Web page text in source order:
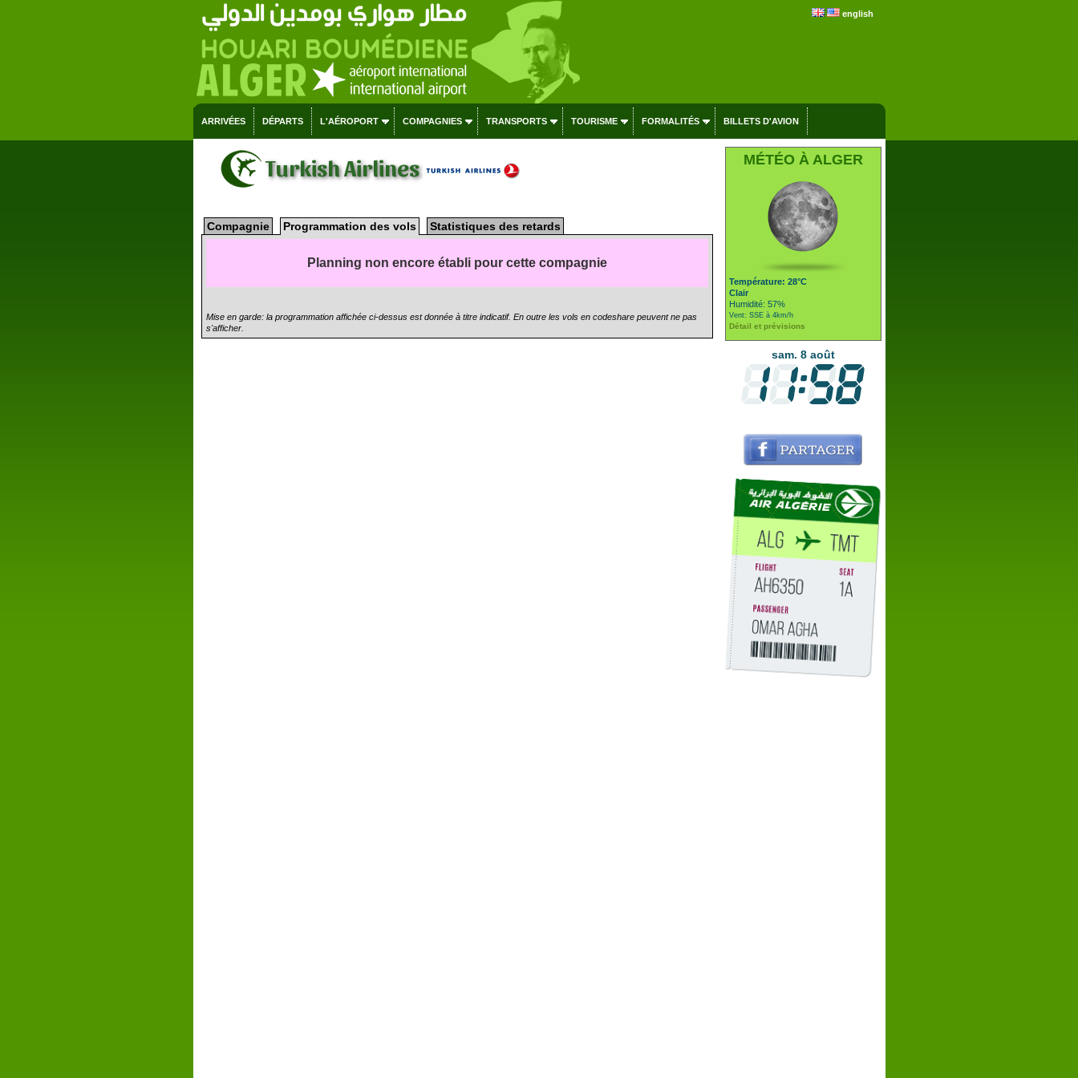
english
ARRIVÉES DÉPARTS L'AÉROPORT COMPAGNIES TRANSPORTS TOURISME FORMALITÉS BILLETS D'AVION
Turkish Airlines
Compagnie Programmation des vols Statistiques des retards
Planning non encore établi pour cette compagnie
Mise en garde: la programmation affichée ci-dessus est donnée à titre indicatif. En outre les vols en codeshare peuvent ne pas
s'afficher.
MÉTÉO À ALGER
Température: 28°C
Clair
Humidité: 57%
Vent: SSE à 4km/h
Détail et prévisions
sam. 8 août